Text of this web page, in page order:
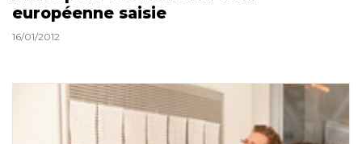
européenne saisie
16/01/2012